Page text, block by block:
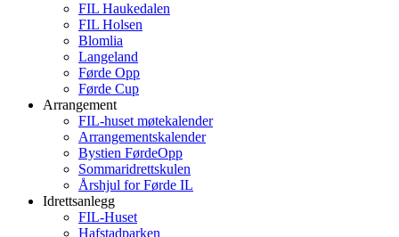
FIL Haukedalen
FIL Holsen
Blomlia
Langeland
Førde Opp
Førde Cup
Arrangement
FIL-huset møtekalender
Arrangementskalender
Bystien FørdeOpp
Sommaridrettskulen
Årshjul for Førde IL
Idrettsanlegg
FIL-Huset
Hafstadparken